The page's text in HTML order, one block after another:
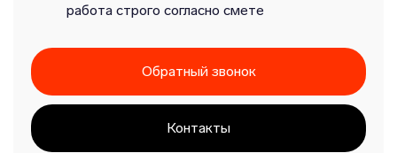
работа строго согласно смете
Обратный звонок
Контакты